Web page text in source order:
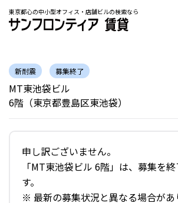
東京都心の中小型オフィス・店舗ビルの検索なら
新耐震 募集終了
MT東池袋ビル
6階（東京都豊島区東池袋）
申し訳ございません。
「MT東池袋ビル 6階」は、募集を
す。
※ 最新の募集状況と異なる場合があ